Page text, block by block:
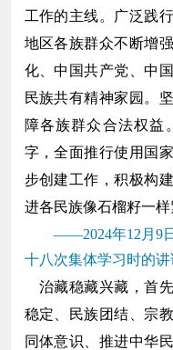
工作的主线。广泛践
地区各族群众不断增
化、中国共产党、中
民族共有精神家园。
障各族群众合法权益
字，全面推行使用国
步创建工作，积极构
进各民族像石榴籽一样
——2024年12月9日
十八次集体学习时的讲
治藏稳藏兴藏，首
稳定、民族团结、宗
同体意识、推进中华